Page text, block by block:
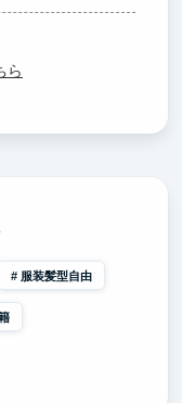
ら
服装髪型自由